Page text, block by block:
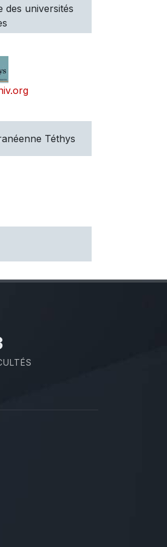
des universités
Téthys